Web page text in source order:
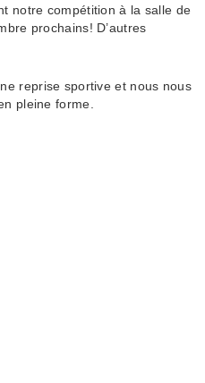
notre compétition à la salle de
prochains! D’autres
reprise sportive et nous nous
pleine forme.